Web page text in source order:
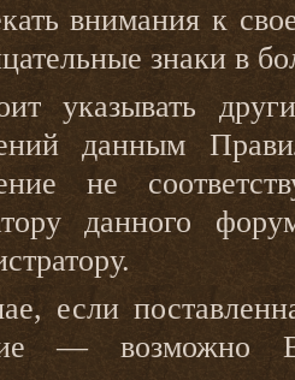
внимания к
знаки в
указывать
данным
не
данного
если
— возможно